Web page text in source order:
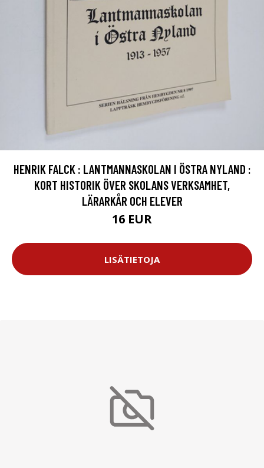
HENRIK FALCK : LANTMANNASKOLAN I ÖSTRA NYLAND :
KORT HISTORIK ÖVER SKOLANS VERKSAMHET,
LÄRARKÅR OCH ELEVER
16 EUR
LISÄTIETOJA